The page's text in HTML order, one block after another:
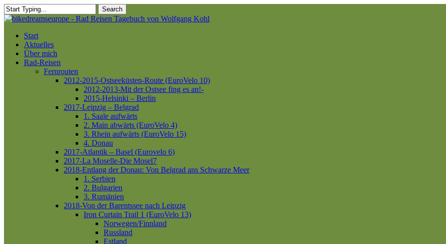
Skip
to
content
Search
Close
Menu
Start
Aktuelles
Über mich
Rad-Reisen
Fernrouten
2012-2015-Ostseeküsten-Route (EuroVelo 10)
2012-2013-Mit der Ostsee fing es an!-
2015-Helsinki – Berlin
2017-Leipzig – Belgrad
1. Saale aufwärts
2. Main abwärts (EuroVelo 4)
3. Rhein aufwärts (EuroVelo 15)
4. Donau
2017-Atlantik – Basel (Eurovelo 6)
2017-La Moselle-Die Mosel7
2018-Entlang der Donau: Von Belgrad ans Schwarze Meer
1. Serbien
2. Bulgarien
3. Rumänien
2018-Von der Barentssee nach Leipzig
Iron Curtain Trail 1 (EuroVelo 13)
Norwegen/Finnland
Russland
Estland